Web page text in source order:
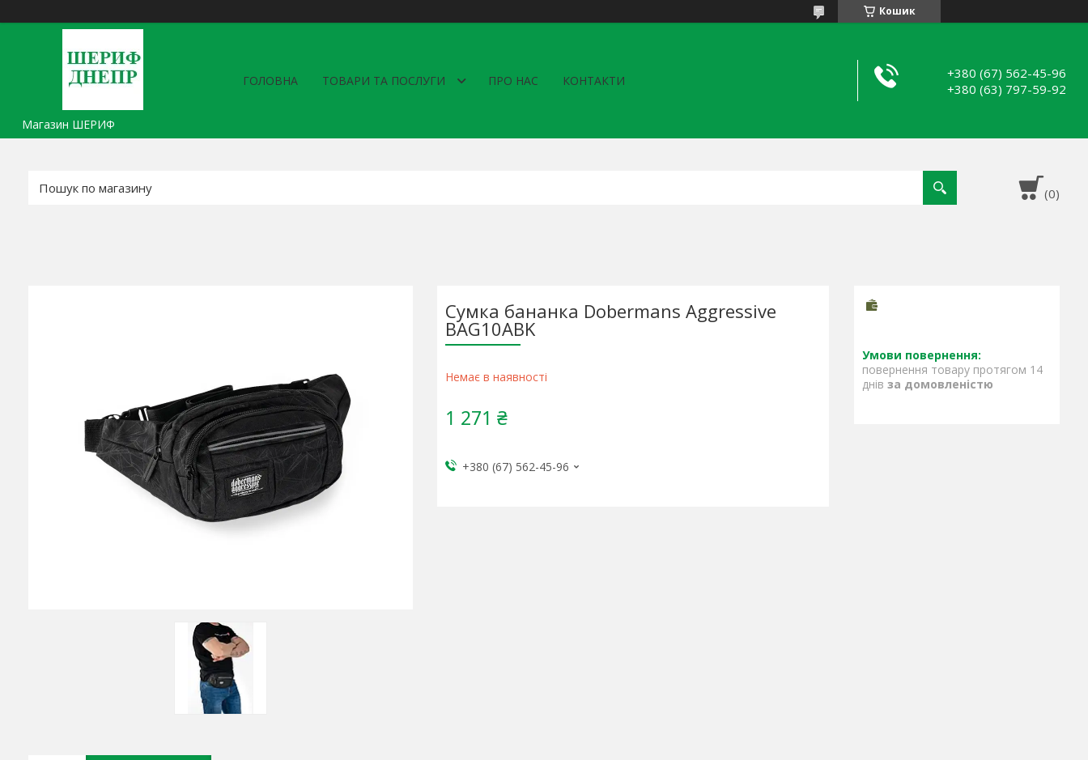
Кошик
Магазин ШЕРИФ
ГОЛОВНА ТОВАРИ ТА ПОСЛУГИ ПРО НАС КОНТАКТИ
+380 (67) 562-45-96
+380 (63) 797-59-92
Сумка бананка Dobermans Aggressive
BAG10ABK
Немає в наявності
1 271 ₴
+380 (67) 562-45-96
повернення товару протягом 14
днів за домовленістю